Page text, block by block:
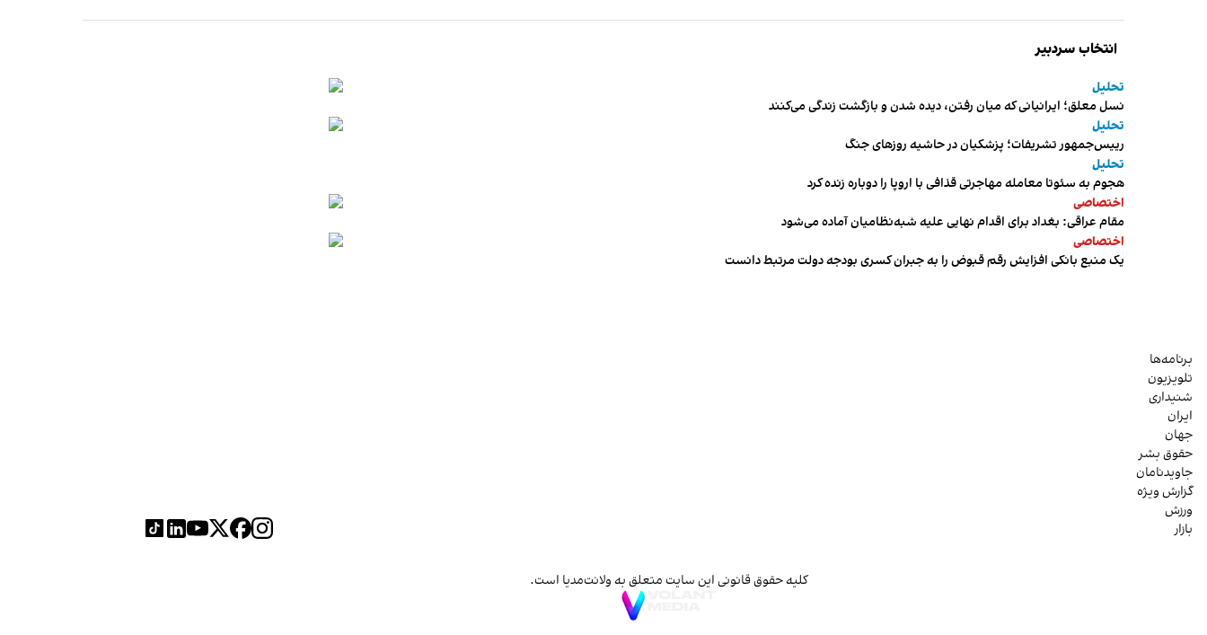
انتخاب سردبیر
تحلیل
نسل معلق؛ ایرانیانی که میان رفتن، دیده شدن و بازگشت زندگی می‌کنند
تحلیل
رییس‌جمهور تشریفات؛ پزشکیان در حاشیه روزهای جنگ
تحلیل
هجوم به سئوتا معامله مهاجرتی قذافی با اروپا را دوباره زنده کرد
اختصاصی
مقام عراقی: بغداد برای اقدام نهایی علیه شبه‌نظامیان آماده می‌شود
اختصاصی
یک منبع بانکی افزایش رقم قبوض را به جبران کسری بودجه دولت مرتبط دانست
برنامه‌ها
تلویزیون
شنیداری
ایران
جهان
حقوق بشر
جاویدنامان
گزارش ویژه
ورزش
بازار
کلیه حقوق قانونی این سایت متعلق به ولانت‌مدیا است.